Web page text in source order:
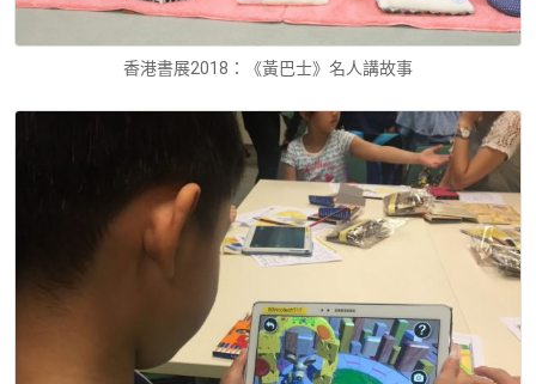
香港書展2018：《黃巴士》名人講故事